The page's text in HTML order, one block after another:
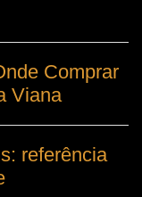
Comprar
Viana
referência